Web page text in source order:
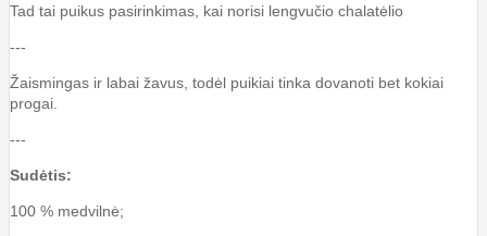
Tad tai puikus pasirinkimas, kai norisi lengvučio chalatėlio
---
Žaismingas ir labai žavus, todėl puikiai tinka dovanoti bet kokiai
progai.
---
Sudėtis:
100 % medvilnė;